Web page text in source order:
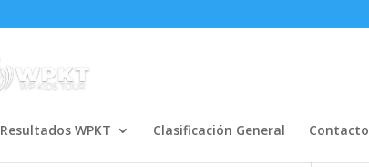
Resultados WPKT Clasificación General Contacto